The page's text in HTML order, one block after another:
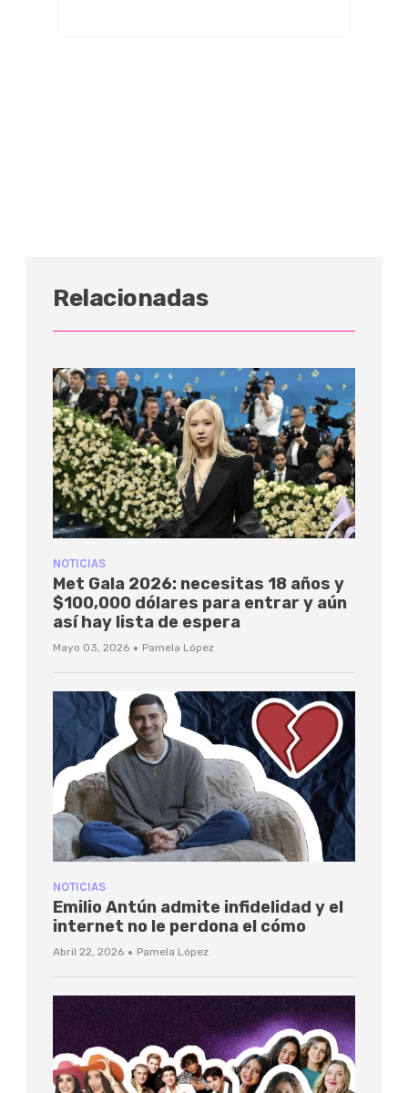
Relacionadas
NOTICIAS
Met Gala 2026: necesitas 18 años y
$100,000 dólares para entrar y aún
así hay lista de espera
Mayo 03, 2026 · Pamela López
NOTICIAS
Emilio Antún admite infidelidad y el
internet no le perdona el cómo
Abril 22, 2026 · Pamela López